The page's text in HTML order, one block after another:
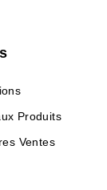
Produits
Ventes